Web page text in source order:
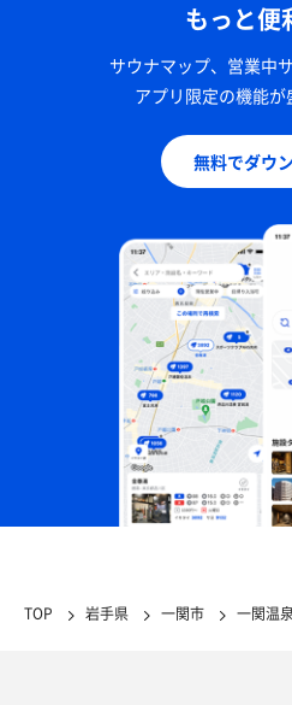
もっと便
サウナマップ、営業中
アプリ限定の機能が
無料でダウ
TOP 岩手県 一関市 一関温